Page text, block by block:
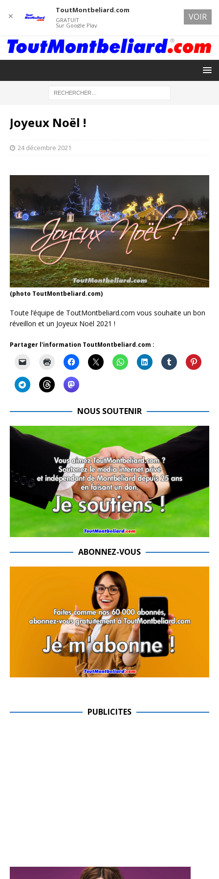
Joyeux Noël !
24 décembre 2021
(photo ToutMontbeliard.com)
Toute l’équipe de ToutMontbeliard.com vous souhaite un bon
réveillon et un Joyeux Noël 2021 !
Partager l'information ToutMontbeliard.com :
NOUS SOUTENIR
ABONNEZ-VOUS
PUBLICITES
✕
ToutMontbeliard.com
GRATUIT
Sur Google Play
VOIR